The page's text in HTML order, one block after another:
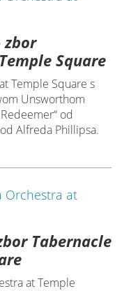
zbor
Square
Temple Square s
Unsworthom
od
Alfreda Phillipsa.
Tabernacle
at Temple